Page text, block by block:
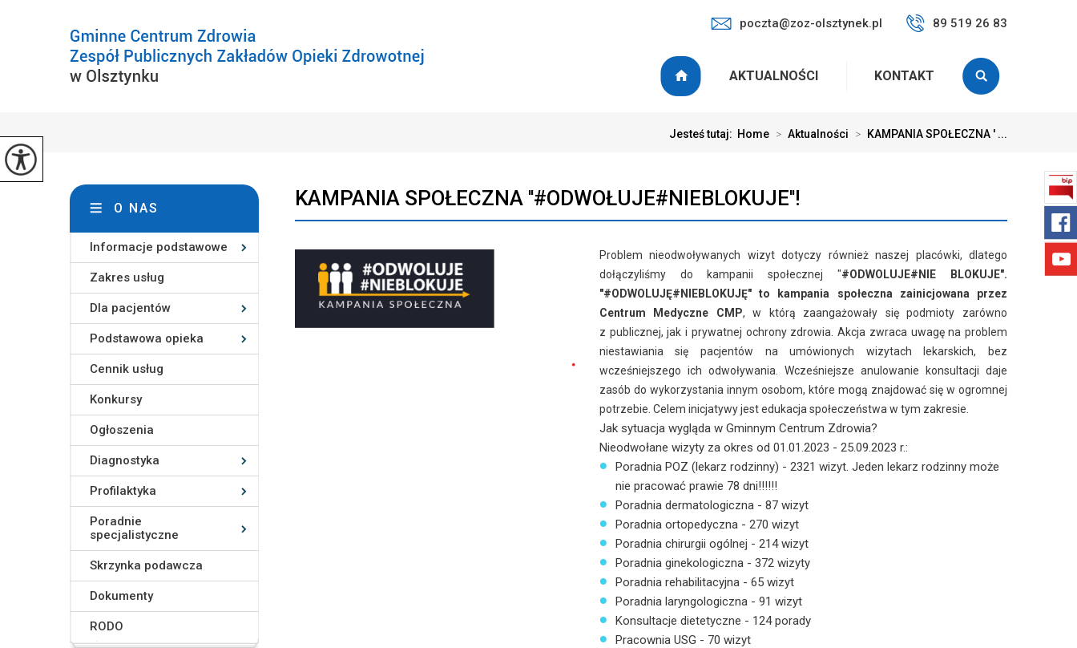
poczta@zoz-olsztynek.pl 89 519 26 83
AKTUALNOŚCI KONTAKT
Jesteś tutaj: Home > Aktualności > KAMPANIA SPOŁECZNA ' ...
KAMPANIA SPOŁECZNA ''#ODWOŁUJE#NIEBLOKUJE''!
Problem nieodwoływanych wizyt dotyczy również naszej placówki, dlatego
dołączyliśmy do kampanii społecznej "#ODWOLUJE#NIE BLOKUJE".
"#ODWOLUJĘ#NIEBLOKUJĘ" to kampania społeczna zainicjowana przez
Centrum Medyczne CMP, w którą zaangażowały się podmioty zarówno
z publicznej, jak i prywatnej ochrony zdrowia. Akcja zwraca uwagę na problem
niestawiania się pacjentów na umówionych wizytach lekarskich, bez
wcześniejszego ich odwoływania. Wcześniejsze anulowanie konsultacji daje
zasób do wykorzystania innym osobom, które mogą znajdować się w ogromnej
potrzebie. Celem inicjatywy jest edukacja społeczeństwa w tym zakresie.
Jak sytuacja wygląda w Gminnym Centrum Zdrowia?
Nieodwołane wizyty za okres od 01.01.2023 - 25.09.2023 r.:
Poradnia POZ (lekarz rodzinny) - 2321 wizyt. Jeden lekarz rodzinny może
nie pracować prawie 78 dni!!!!!!
Poradnia dermatologiczna - 87 wizyt
Poradnia ortopedyczna - 270 wizyt
Poradnia chirurgii ogólnej - 214 wizyt
Poradnia ginekologiczna - 372 wizyty
Poradnia rehabilitacyjna - 65 wizyt
Poradnia laryngologiczna - 91 wizyt
Konsultacje dietetyczne - 124 porady
Pracownia USG - 70 wizyt
O NAS
Informacje podstawowe
Zakres usług
Dla pacjentów
Podstawowa opieka
Cennik usług
Konkursy
Ogłoszenia
Diagnostyka
Profilaktyka
Poradnie
specjalistyczne
Skrzynka podawcza
Dokumenty
RODO